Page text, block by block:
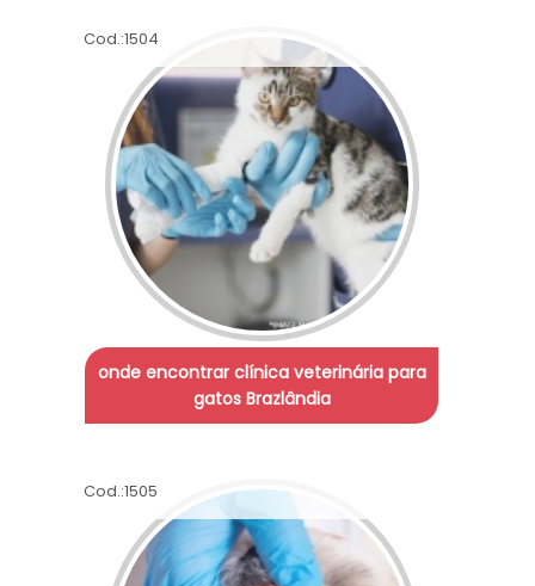
Cod.:1504
onde encontrar clínica veterinária para
gatos Brazlândia
Cod.:1505